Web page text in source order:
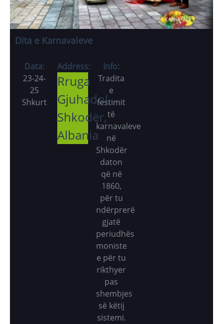
Dita e Karnavaleve
Data:
23-24-
25
Shkurt
Address:
Rruga
Gjuhadol,
Shkodër,
Albania
Info:
Tradita
e
festimit
të
karnavaleve
në
Shkodër
daton
që në
1860,
për tu
ndërprerë
gjatë
periudhës
moniste
e për tu
rikthyer
pas
shembjes
së këtij
sistemi.